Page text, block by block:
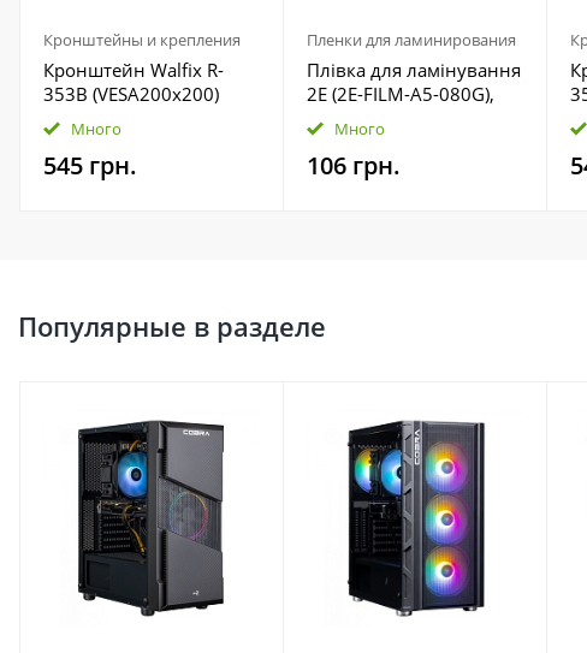
Кронштейны и крепления
Кронштейн Walfix R-
353B (VESA200х200)
Много
545 грн.
Пленки для ламинирования
Плівка для ламінування
2E (2E-FILM-A5-080G),
A5, глянцева, 80мк, 100
шт
Много
106 грн.
Популярные в разделе